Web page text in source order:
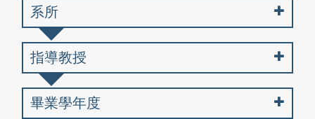
系所
指導教授
畢業學年度